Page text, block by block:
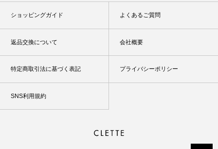
ショッピングガイド よくあるご質問
返品交換について 会社概要
特定商取引法に基づく表記 プライバシーポリシー
SNS利用規約